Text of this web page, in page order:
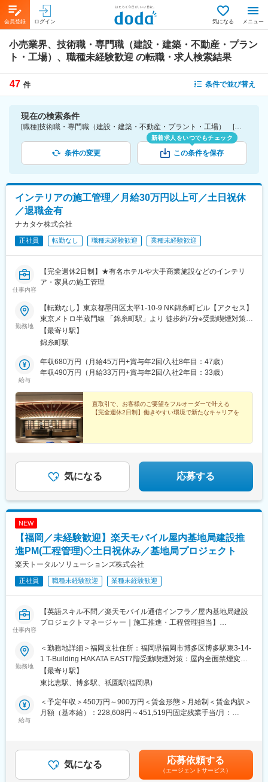
会員登録 ログイン 気になる メニュー
小売業界、技術職・専門職（建設・建築・不動産・プラン
ト・工場）、職種未経験歓迎 の転職・求人検索結果
47 件 条件で並び替え
現在の検索条件
[職種]技術職・専門職（建設・建築・不動産・プラント・工場） [業種]小売業界 [こだわり条件ピックアップ]職種未経験歓迎 [詳細条件](募集・採用情報)職種未経験歓迎
条件の変更
新着求人をいつでもチェック
この条件を保存
インテリアの施工管理／月給30万円以上可／土日祝休
／退職金有
ナカタケ株式会社
正社員 転勤なし 職種未経験歓迎 業種未経験歓迎
仕事内容
【完全週休2日制】★有名ホテルや大手商業施設などのインテリ
ア・家具の施工管理
勤務地
【転勤なし】東京都墨田区太平1-10-9 NK錦糸町ビル【アクセス】
東京メトロ半蔵門線 「錦糸町駅」より 徒歩約7分※受動喫煙対策：
屋内喫煙可能場所あり※全国への出張はありますが、転勤はありま
せん（本人の意向を最優先に考えています）
【最寄り駅】
錦糸町駅
給与
年収680万円（月給45万円+賞与年2回/入社8年目：47歳）
年収490万円（月給33万円+賞与年2回/入社2年目：33歳）
直取引で、お客様のご要望をフルオーダーで叶える
【完全週休2日制】働きやすい環境で新たなキャリアを
気になる 応募する
NEW
【福岡／未経験歓迎】楽天モバイル屋内基地局建設推
進PM(工程管理)◇土日祝休み／基地局プロジェクト
楽天トータルソリューションズ株式会社
正社員 職種未経験歓迎 業種未経験歓迎
仕事内容
【英語スキル不問／楽天モバイル通信インフラ／屋内基地局建設
プロジェクトマネージャー｜施工推進・工程管理担当】
クトにおいて、プロジェクトの立ち上げから電波発射までの工程
推進を担当していただきます。
商業施設やオフィスビル・ホテルなど、多くの人が利用する施設
内の通信環境整備を目的に工事会社や施設関係者・社内各部門と
連携しながらプロジェクトを推進します。
■具体的には
◆元請会社との連携・管理
◆プロジェクト課題解決と調整
基地局設置プロセスで発生する多岐にわたる課題に対して、他事
勤務地
＜勤務地詳細＞福岡支社住所：福岡県福岡市博多区博多駅東3-14-
1 T-Building HAKATA EAST7階受動喫煙対策：屋内全面禁煙変更
の範囲：会社の定める事業所
【最寄り駅】
東比恵駅、博多駅、祇園駅(福岡県)
給与
＜予定年収＞450万円～900万円＜賃金形態＞月給制＜賃金内訳＞
月額（基本給）：228,608円～451,519円固定残業手当/月：
想定年収は目安であり、経験者に関しては現職給与等も考慮の上
で決定します。■昇給…年2回 (1月・7月)■賞与…年2回 (6月・12
月)賃金はあくまでも目安の金額であり、選考を通じて上下する可
気になる 応募依頼する
（エージェントサービス）